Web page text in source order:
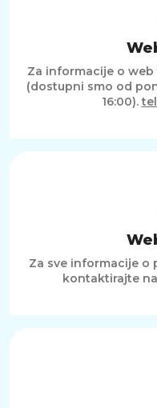
Za informacije o
(dostupni smo od
16:00).
Za sve informacije o
kontaktirajte